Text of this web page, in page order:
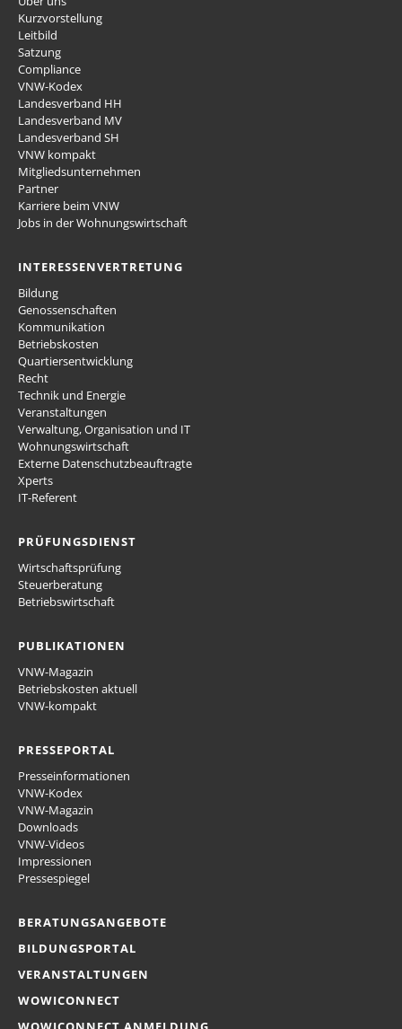
Kurzvorstellung
Leitbild
Satzung
Compliance
VNW-Kodex
Landesverband HH
Landesverband MV
Landesverband SH
VNW kompakt
Mitgliedsunternehmen
Partner
Karriere beim VNW
Jobs in der Wohnungswirtschaft
INTERESSENVERTRETUNG
Bildung
Genossenschaften
Kommunikation
Betriebskosten
Quartiersentwicklung
Recht
Technik und Energie
Veranstaltungen
Verwaltung, Organisation und IT
Wohnungswirtschaft
Externe Datenschutzbeauftragte
Xperts
IT-Referent
PRÜFUNGSDIENST
Wirtschaftsprüfung
Steuerberatung
Betriebswirtschaft
PUBLIKATIONEN
VNW-Magazin
Betriebskosten aktuell
VNW-kompakt
PRESSEPORTAL
Presseinformationen
VNW-Kodex
VNW-Magazin
Downloads
VNW-Videos
Impressionen
Pressespiegel
BERATUNGSANGEBOTE
BILDUNGSPORTAL
VERANSTALTUNGEN
WOWICONNECT